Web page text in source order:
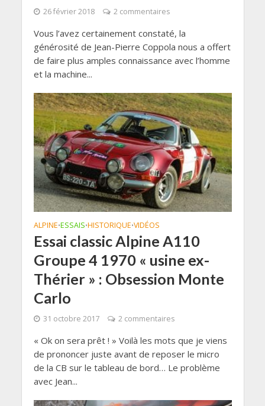
26 février 2018 2 commentaires
Vous l’avez certainement constaté, la
générosité de Jean-Pierre Coppola nous a offert
de faire plus amples connaissance avec l’homme
et la machine...
ALPINE•ESSAIS•HISTORIQUE•VIDÉOS
Essai classic Alpine A110
Groupe 4 1970 « usine ex-
Thérier » : Obsession Monte
Carlo
31 octobre 2017 2 commentaires
« Ok on sera prêt ! » Voilà les mots que je viens
de prononcer juste avant de reposer le micro
de la CB sur le tableau de bord… Le problème
avec Jean...